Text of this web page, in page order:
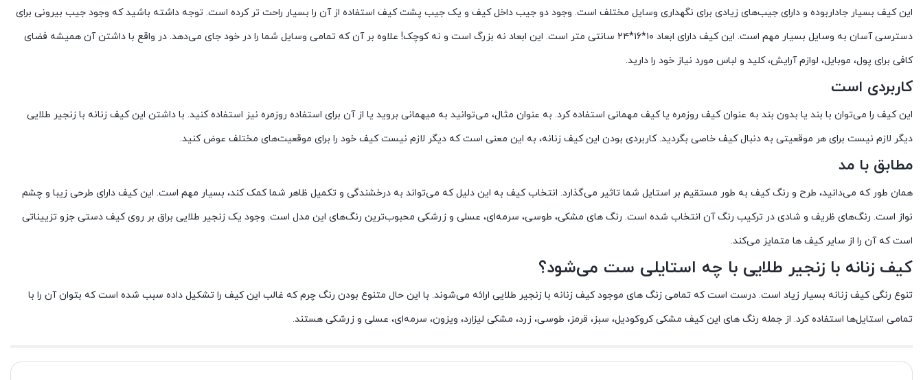
این کیف بسیار جاداربوده و دارای جیب‌های زیادی برای نگهداری وسایل مختلف است. وجود دو جیب داخل کیف و یک جیب پشت کیف استفاده از آن را بسیار راحت تر کرده است. توجه داشته باشید که وجود جیب بیرونی برای
دسترسی آسان به وسایل بسیار مهم است. این کیف دارای ابعاد ۱۰*۱۶*۲۴ سانتی متر است. این ابعاد نه بزرگ است و نه کوچک! علاوه بر آن که تمامی وسایل شما را در خود جای می‌دهد. در واقع با داشتن آن همیشه فضای
کافی برای پول، موبایل، لوازم آرایش، کلید و لباس مورد نیاز خود را دارید.
کاربردی است
این کیف‌ را می‌توان با بند یا بدون بند به عنوان کیف روزمره یا کیف مهمانی استفاده کرد. به عنوان مثال، می‌توانید به میهمانی بروید یا از آن برای استفاده روزمره نیز استفاده کنید. با داشتن این کیف زنانه با زنجیر طلایی
دیگر لازم نیست برای هر موقعیتی به دنبال کیف خاصی بگردید. کاربردی بودن این کیف زنانه، به این معنی است که دیگر لازم نیست کیف خود را برای موقعیت‌های مختلف عوض کنید.
مطابق با مد
همان طور که می‌دانید، طرح و رنگ کیف به طور مستقیم بر استایل شما تاثیر می‌گذارد. انتخاب کیف به این دلیل که می‌تواند به درخشندگی و تکمیل ظاهر شما کمک کند، بسیار مهم است. این کیف دارای طرحی زیبا و چشم
نواز است. رنگ‌های ظریف و شادی در ترکیب رنگ آن انتخاب شده است. رنگ های مشکی، طوسی، سرمه‌ای، عسلی و زرشکی محبوب‌ترین رنگ‌های این مدل است. وجود یک زنجیر طلایی براق بر روی کیف دستی جزو تزییناتی
است که آن را از سایر کیف ها متمایز می‌کند.
کیف زنانه با زنجیر طلایی با چه استایلی ست می‌شود؟
تنوع رنگی کیف زنانه بسیار زیاد است. درست است که تمامی زنگ های موجود کیف زنانه با زنجیر طلایی ارائه می‌شوند. با این حال متنوع بودن رنگ چرم که غالب این کیف را تشکیل داده سبب شده است که بتوان آن را با
تمامی استایل‌ها استفاده کرد. از جمله رنگ های این کیف مشکی کروکودیل، سبز، قرمز، طوسی، زرد، مشکی لیزارد، ویزون، سرمه‌ای، عسلی و زرشکی هستند.